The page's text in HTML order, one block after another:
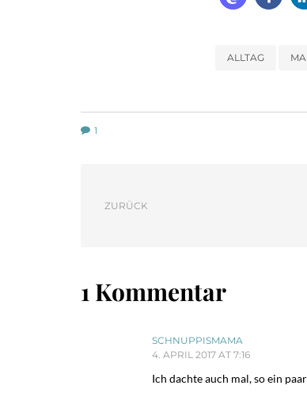
ALLTAG
1
ZURÜCK
1 Kommentar
SCHNUPPISMAMA
4. APRIL 2017 AT 7:16
Ich dachte auch mal, so ein